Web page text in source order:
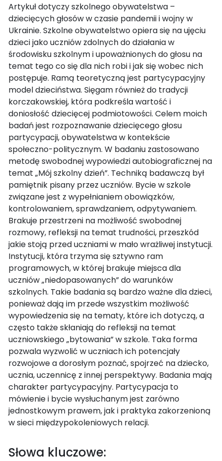
Artykuł dotyczy szkolnego obywatelstwa –
dziecięcych głosów w czasie pandemii i wojny w
Ukrainie. Szkolne obywatelstwo opiera się na ujęciu
dzieci jako uczniów zdolnych do działania w
środowisku szkolnym i upoważnionych do głosu na
temat tego co się dla nich robi i jak się wobec nich
postępuje. Ramą teoretyczną jest partycypacyjny
model dzieciństwa. Sięgam również do tradycji
korczakowskiej, która podkreśla wartość i
doniosłość dziecięcej podmiotowości. Celem moich
badań jest rozpoznawanie dziecięcego głosu
partycypacji, obywatelstwa w kontekście
społeczno-politycznym. W badaniu zastosowano
metodę swobodnej wypowiedzi autobiograficznej na
temat „Mój szkolny dzień”. Techniką badawczą był
pamiętnik pisany przez uczniów. Bycie w szkole
związane jest z wypełnianiem obowiązków,
kontrolowaniem, sprawdzaniem, odpytywaniem.
Brakuje przestrzeni na możliwość swobodnej
rozmowy, refleksji na temat trudności, przeszkód
jakie stoją przed uczniami w mało wrażliwej instytucji.
Instytucji, która trzyma się sztywno ram
programowych, w której brakuje miejsca dla
uczniów „niedopasowanych” do warunków
szkolnych. Takie badania są bardzo ważne dla dzieci,
ponieważ dają im przede wszystkim możliwość
wypowiedzenia się na tematy, które ich dotyczą, a
często także skłaniają do refleksji na temat
uczniowskiego „bytowania” w szkole. Taka forma
pozwala wyzwolić w uczniach ich potencjały
rozwojowe a dorosłym poznać, spojrzeć na dziecko,
ucznia, uczennicę z innej perspektywy. Badania mają
charakter partycypacyjny. Partycypacja to
mówienie i bycie wysłuchanym jest zarówno
jednostkowym prawem, jak i praktyka zakorzenioną
w sieci międzypokoleniowych relacji.
Słowa kluczowe: